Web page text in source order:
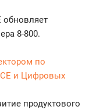
обновляет
8-800.
по
и Цифровых
продуктового